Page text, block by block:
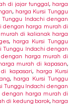
di jajar tunggal , harga
, harga Kursi Tunggu
Tunggu Indachi dengan
dengan harga murah di
di kalianak harga
,
harga Kursi Tunggu
Tunggu Indachi dengan
dengan harga murah di
murah di kapasan,
kapasari,
harga Kursi
,
harga Kursi Tunggu
Tunggu Indachi dengan
dengan harga murah di
di kedung barok, harga